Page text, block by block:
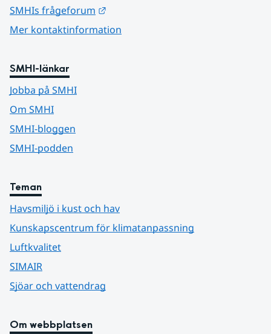
SMHIs frågeforum
Mer kontaktinformation
SMHI-länkar
Jobba på SMHI
Om SMHI
SMHI-bloggen
SMHI-podden
Teman
Havsmiljö i kust och hav
Kunskapscentrum för klimatanpassning
Luftkvalitet
SIMAIR
Sjöar och vattendrag
Om webbplatsen